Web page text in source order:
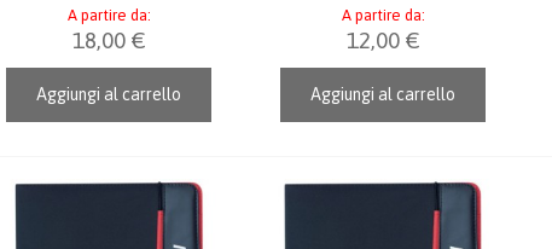
A partire da:
18,00 €
Aggiungi al carrello
A partire da:
12,00 €
Aggiungi al carrello